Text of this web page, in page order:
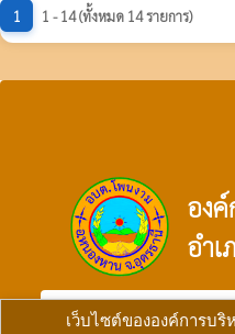
เว็บไซต์ขององค์การบ
1 1 - 14 (ทั้งหมด 14 รายการ)
อง
อำ
verified_user ผู้ดูแลระบบ